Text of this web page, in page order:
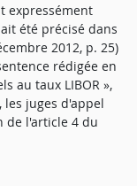
expressément
été précisé dans
2012, p. 25)
rédigée en
au taux LIBOR »,
juges d'appel
de l'article 4 du